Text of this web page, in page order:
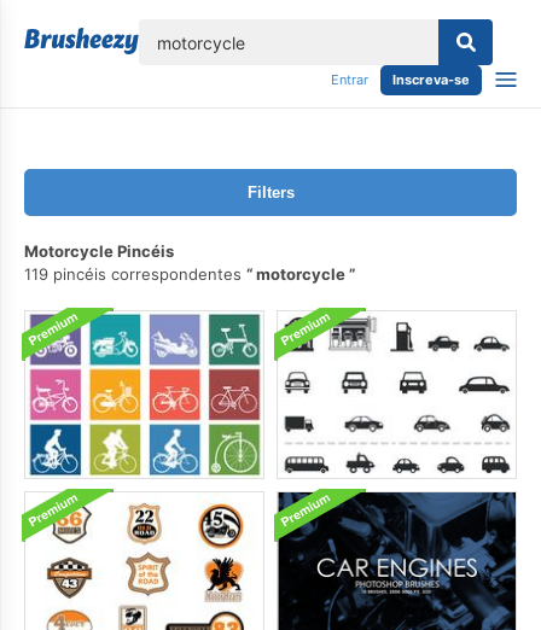
Entrar Inscreva-se
Filters
Motorcycle Pincéis
119 pincéis correspondentes
motorcycle